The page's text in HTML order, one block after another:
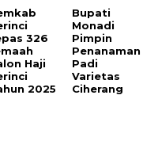
326
Haji
2025
Bupati
Monadi
Pimpin
Penanaman
Padi
Varietas
Ciherang